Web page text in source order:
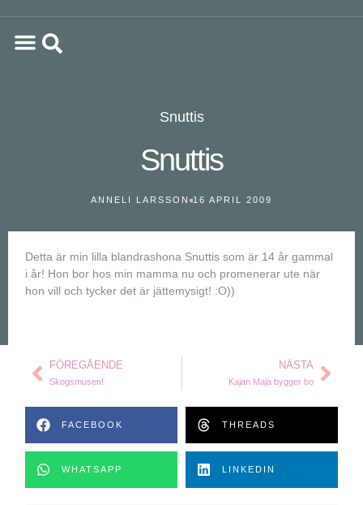
Snuttis
Snuttis
ANNELI LARSSON 16 APRIL 2009
Detta är min lilla blandrashona Snuttis som är 14 år gammal
i år! Hon bor hos min mamma nu och promenerar ute när
hon vill och tycker det är jättemysigt! :O))
FÖREGÅENDE
Skogsmusen!
NÄSTA
Kajan Maja bygger bo
FACEBOOK THREADS
WHATSAPP LINKEDIN